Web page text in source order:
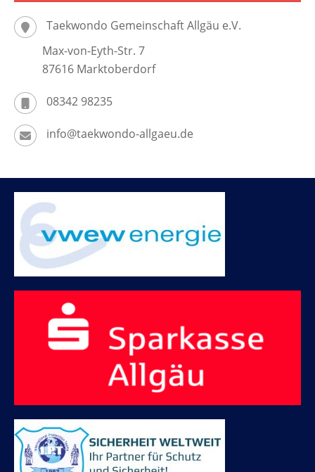
Taekwondo Gemeinschaft Allgäu e.V.
Max-von-Eyth-Str. 7
87616 Marktoberdorf
08342 98235
info@taekwondo-allgaeu.de